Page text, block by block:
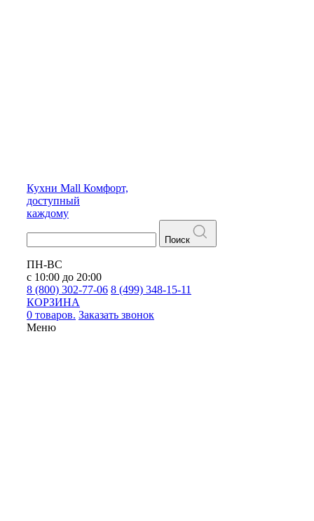
Кухни Mall Комфорт,
доступный
каждому
Поиск
ПН-ВС
с 10:00 до 20:00
8 (800) 302-77-06 8 (499) 348-15-11
КОРЗИНА
0 товаров. Заказать звонок
Меню